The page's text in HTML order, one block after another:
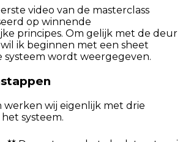
video van de masterclass
op winnende
principes. Om gelijk met de deur
ik beginnen met een sheet
systeem wordt weergegeven.
werken wij eigenlijk met drie
systeem.